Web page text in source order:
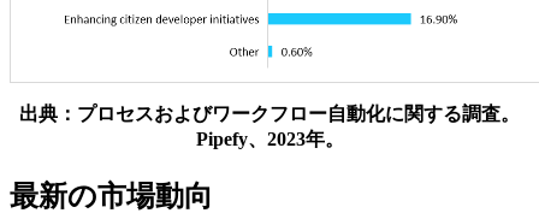
出典：プロセスおよびワークフロー自動化に関する調査。
Pipefy、2023年。
最新の市場動向